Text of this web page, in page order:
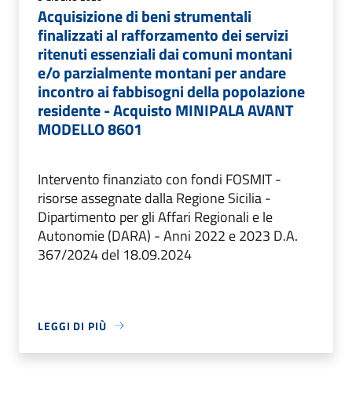
Acquisizione di beni strumentali
finalizzati al rafforzamento dei servizi
ritenuti essenziali dai comuni montani
e/o parzialmente montani per andare
incontro ai fabbisogni della popolazione
residente - Acquisto MINIPALA AVANT
MODELLO 8601
Intervento finanziato con fondi FOSMIT -
risorse assegnate dalla Regione Sicilia -
Dipartimento per gli Affari Regionali e le
Autonomie (DARA) - Anni 2022 e 2023 D.A.
367/2024 del 18.09.2024
LEGGI DI PIÙ